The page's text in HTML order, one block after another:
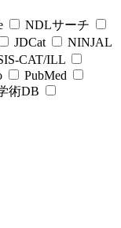
NDLサーチ
JDCat
NINJAL
CAT/ILL
PubMed
術DB